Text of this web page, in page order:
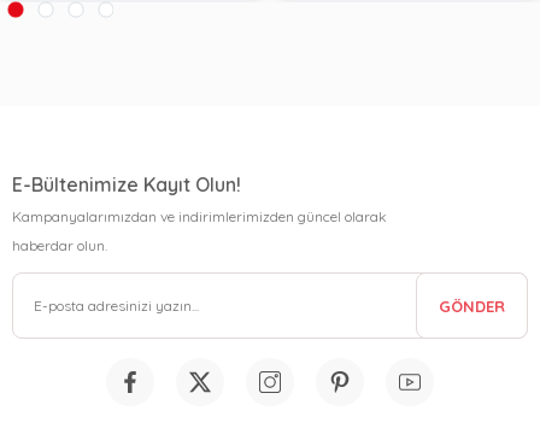
E-Bültenimize Kayıt Olun!
Kampanyalarımızdan ve indirimlerimizden güncel olarak
haberdar olun.
GÖNDER